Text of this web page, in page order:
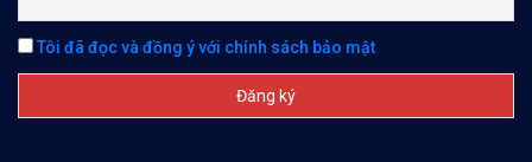
Tôi đã đọc và đồng ý với chính sách bảo mật